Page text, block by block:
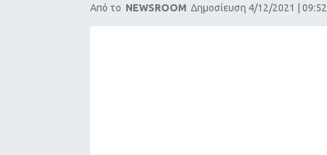
Από το NEWSROOM Δημοσίευση 4/12/2021 | 09:52